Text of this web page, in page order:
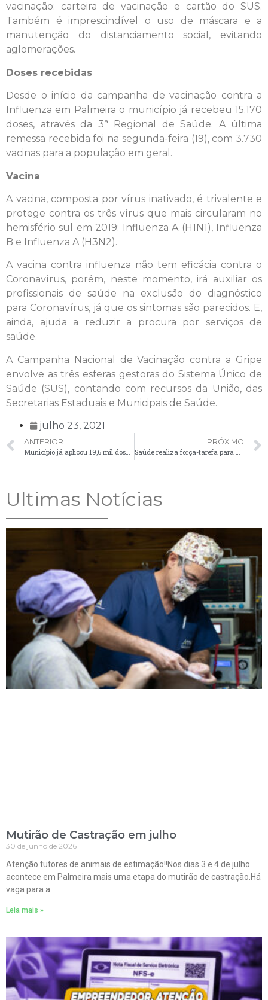
vacinação: carteira de vacinação e cartão do SUS.
Também é imprescindível o uso de máscara e a
manutenção do distanciamento social, evitando
aglomerações.
Doses recebidas
Desde o início da campanha de vacinação contra a
Influenza em Palmeira o município já recebeu 15.170
doses, através da 3ª Regional de Saúde. A última
remessa recebida foi na segunda-feira (19), com 3.730
vacinas para a população em geral.
Vacina
A vacina, composta por vírus inativado, é trivalente e
protege contra os três vírus que mais circularam no
hemisfério sul em 2019: Influenza A (H1N1), Influenza
B e Influenza A (H3N2).
A vacina contra influenza não tem eficácia contra o
Coronavírus, porém, neste momento, irá auxiliar os
profissionais de saúde na exclusão do diagnóstico
para Coronavírus, já que os sintomas são parecidos. E,
ainda, ajuda a reduzir a procura por serviços de
saúde.
A Campanha Nacional de Vacinação contra a Gripe
envolve as três esferas gestoras do Sistema Único de
Saúde (SUS), contando com recursos da União, das
Secretarias Estaduais e Municipais de Saúde.
julho 23, 2021
ANTERIOR
Município já aplicou 19,6 mil doses de vacinas contra a Covid-19 em palmeirenses
PRÓXIMO
Saúde realiza força-tarefa para atualizar dados no sistema de vacinação contra a Covid-19
Ultimas Notícias
Mutirão de Castração em julho
30 de junho de 2026
Atenção tutores de animais de estimação!!Nos dias 3 e 4 de julho
acontece em Palmeira mais uma etapa do mutirão de castração.Há
vaga para a
Leia mais »